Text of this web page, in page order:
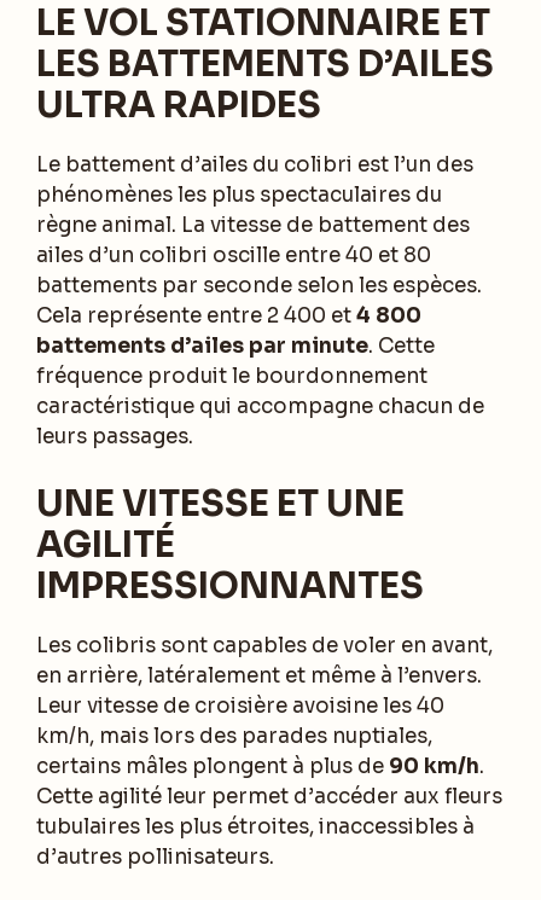
LE VOL STATIONNAIRE ET
LES BATTEMENTS D’AILES
ULTRA RAPIDES
Le battement d’ailes du colibri est l’un des
phénomènes les plus spectaculaires du
règne animal. La vitesse de battement des
ailes d’un colibri oscille entre 40 et 80
battements par seconde selon les espèces.
Cela représente entre 2 400 et4 800
battements d’ailes par minute. Cette
fréquence produit le bourdonnement
caractéristique qui accompagne chacun de
leurs passages.
UNE VITESSE ET UNE
AGILITÉ
IMPRESSIONNANTES
Les colibris sont capables de voler en avant,
en arrière, latéralement et même à l’envers.
Leur vitesse de croisière avoisine les 40
km/h, mais lors des parades nuptiales,
certains mâles plongent à plus de 90 km/h.
Cette agilité leur permet d’accéder aux fleurs
tubulaires les plus étroites, inaccessibles à
d’autres pollinisateurs.